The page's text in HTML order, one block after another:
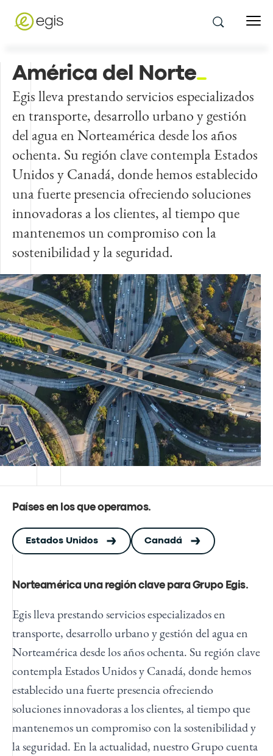
América del Norte
Egis lleva prestando servicios especializados
en transporte, desarrollo urbano y gestión
del agua en Norteamérica desde los años
ochenta. Su región clave contempla Estados
Unidos y Canadá, donde hemos establecido
una fuerte presencia ofreciendo soluciones
innovadoras a los clientes, al tiempo que
mantenemos un compromiso con la
sostenibilidad y la seguridad.
Países en los que operamos.
Estados Unidos Canadá
Norteamérica una región clave para Grupo Egis.
Egis lleva prestando servicios especializados en
transporte, desarrollo urbano y gestión del agua en
Norteamérica desde los años ochenta. Su región clave
contempla Estados Unidos y Canadá, donde hemos
establecido una fuerte presencia ofreciendo
soluciones innovadoras a los clientes, al tiempo que
mantenemos un compromiso con la sostenibilidad y
la seguridad. En la actualidad, nuestro Grupo cuenta